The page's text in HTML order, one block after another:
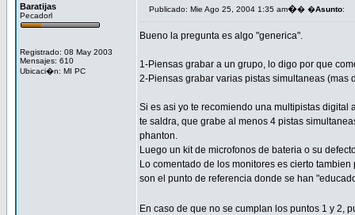
Baratijas
Pecadorl
Registrado: 08 May 2003
Mensajes: 610
Ubicaci�n: MI PC
Publicado: Mie Ago 25, 2004 1:35 am�� �Asunto:
Bueno la pregunta es algo "generica".
1-Piensas grabar a un grupo, lo digo por que
2-Piensas grabar varias pistas simultaneas (mas
Si es asi yo te recomiendo una multipistas digital
te saldra, que grabe al menos 4 pistas
phanton.
Luego un kit de microfonos de bateria o su
Lo comentado de los monitores es cierto
son el punto de referencia donde se han
En caso de que no se cumplan los puntos 1 y 2,